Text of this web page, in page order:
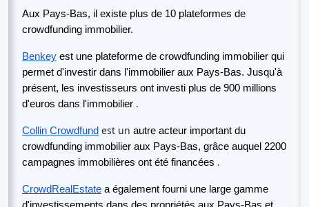
Aux Pays-Bas, il existe plus de 10 plateformes de
crowdfunding immobilier.
Benkey est une plateforme de crowdfunding immobilier qui
permet d'investir dans l'immobilier aux Pays-Bas. Jusqu'à
présent, les investisseurs ont investi plus de 900 millions
d'euros dans l'immobilier .
Collin Crowdfund est un autre acteur important du
crowdfunding immobilier aux Pays-Bas, grâce auquel 2200
campagnes immobilières ont été financées .
CrowdRealEstate a également fourni une large gamme